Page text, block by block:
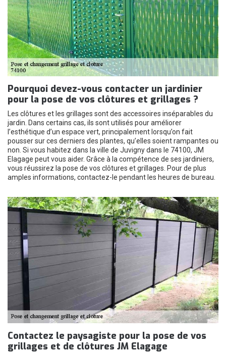
Pourquoi devez-vous contacter un jardinier
pour la pose de vos clôtures et grillages ?
Les clôtures et les grillages sont des accessoires inséparables du
jardin. Dans certains cas, ils sont utilisés pour améliorer
l’esthétique d’un espace vert, principalement lorsqu’on fait
pousser sur ces derniers des plantes, qu’elles soient rampantes ou
non. Si vous habitez dans la ville de Juvigny dans le 74100, JM
Elagage peut vous aider. Grâce à la compétence de ses jardiniers,
vous réussirez la pose de vos clôtures et grillages. Pour de plus
amples informations, contactez-le pendant les heures de bureau.
Contactez le paysagiste pour la pose de vos
grillages et de clôtures JM Elagage